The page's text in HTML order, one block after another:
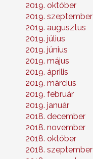
2019. október
2019. szeptember
2019. augusztus
2019. július
2019. június
2019. május
2019. április
2019. március
2019. február
2019. január
2018. december
2018. november
2018. október
2018. szeptember